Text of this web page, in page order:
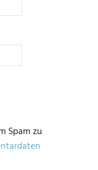
Spam zu